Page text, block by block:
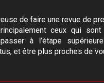
de faire une revue de
ceux qui
à l’étape
et être plus proches de